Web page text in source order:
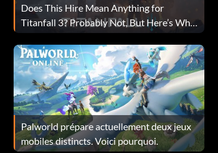
Does This Hire Mean Anything for
Titanfall 3? Probably Not, But Here’s Why
Fans Are Hopeful
Palworld prépare actuellement deux jeux
mobiles distincts. Voici pourquoi.